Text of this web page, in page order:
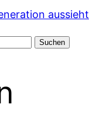
aussieht